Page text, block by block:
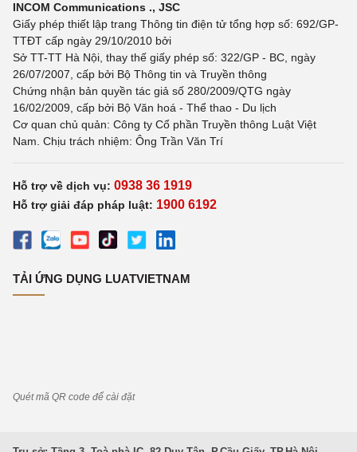
INCOM Communications ., JSC
Giấy phép thiết lập trang Thông tin điện tử tổng hợp số: 692/GP-
TTĐT cấp ngày 29/10/2010 bởi
Sở TT-TT Hà Nội, thay thế giấy phép số: 322/GP - BC, ngày
26/07/2007, cấp bởi Bộ Thông tin và Truyền thông
Chứng nhận bản quyền tác giả số 280/2009/QTG ngày
16/02/2009, cấp bởi Bộ Văn hoá - Thể thao - Du lịch
Cơ quan chủ quản: Công ty Cổ phần Truyền thông Luật Việt
Nam. Chịu trách nhiệm: Ông Trần Văn Trí
Hỗ trợ về dịch vụ: 0938 36 1919
Hỗ trợ giải đáp pháp luật: 1900 6192
TẢI ỨNG DỤNG LUATVIETNAM
Quét mã QR code để cài đặt